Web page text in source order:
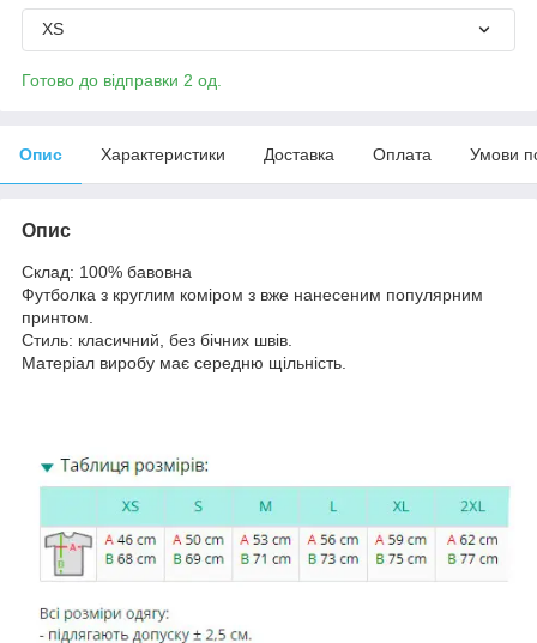
XS
Готово до відправки 2 од.
Опис Характеристики Доставка Оплата Умови
Опис
Склад: 100% бавовна
Футболка з круглим коміром з вже нанесеним популярним
принтом.
Стиль: класичний, без бічних швів.
Матеріал виробу має середню щільність.